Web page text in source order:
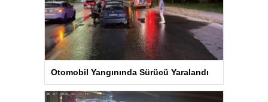
Otomobil Yangınında Sürücü Yaralandı